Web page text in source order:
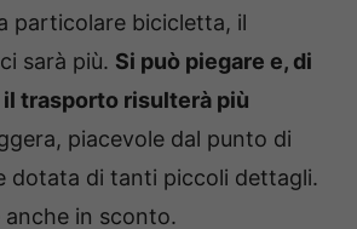
particolare bicicletta, il
sarà più. Si può piegare e, di
trasporto risulterà più
piacevole dal punto di
dotata di tanti piccoli dettagli.
in sconto.